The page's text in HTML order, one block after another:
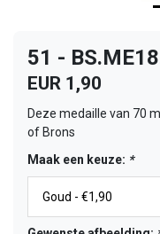
51 -
EUR 1,90
Deze medaille van 70
of Brons
Maak een keuze: *